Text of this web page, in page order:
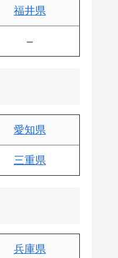
福井県
–
愛知県
三重県
兵庫県